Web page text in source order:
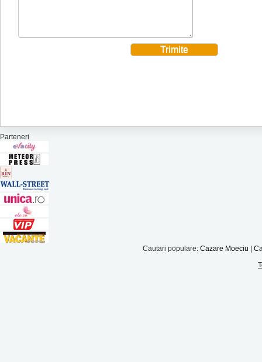
Parteneri
Cautari populare: Cazare Moeciu